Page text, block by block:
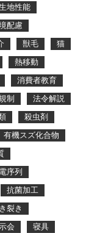
地性能
配慮
獣毛
猫
熱移動
消費者教育
制
法令解説
殺虫剤
有機スズ化合物
序列
抗菌加工
裂き
会
寝具